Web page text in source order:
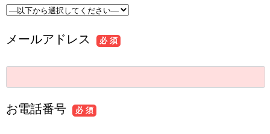
メールアドレス 必 須
お電話番号 必 須